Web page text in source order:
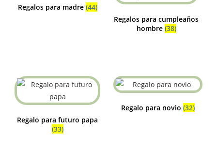
Regalos para madre (44)
Regalos para cumpleaños
hombre (38)
Regalo para futuro papa
(33)
Regalo para novio (32)